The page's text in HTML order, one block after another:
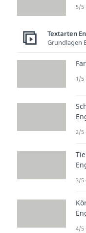
5/5
Textarten
Grundlagen
1/5
2/5
3/5
4/5